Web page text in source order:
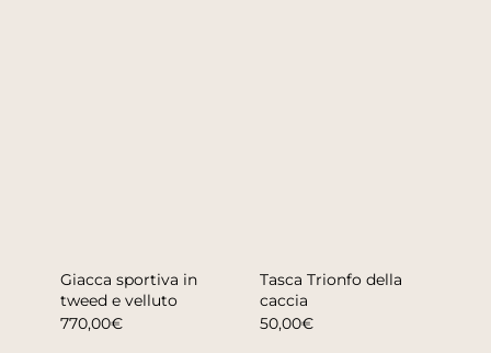
Giacca sportiva in
tweed e velluto
770,00€
Tasca Trionfo della
caccia
50,00€